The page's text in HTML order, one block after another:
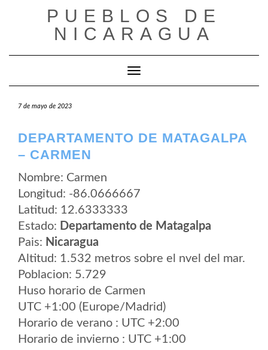
PUEBLOS DE
NICARAGUA
Cambiar modo de navegación
7 de mayo de 2023
DEPARTAMENTO DE MATAGALPA
– CARMEN
Nombre: Carmen
Longitud: -86.0666667
Latitud: 12.6333333
Estado: Departamento de Matagalpa
Pais: Nicaragua
Altitud: 1.532 metros sobre el nvel del mar.
Poblacion: 5.729
Huso horario de Carmen
UTC +1:00 (Europe/Madrid)
Horario de verano : UTC +2:00
Horario de invierno : UTC +1:00